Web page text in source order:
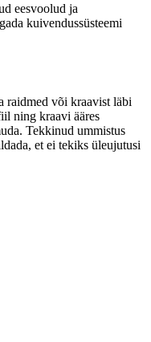
eesvoolud ja
kuivendussüsteemi
raidmed või kraavist läbi
ning kraavi ääres
Tekkinud ummistus
et ei tekiks üleujutusi